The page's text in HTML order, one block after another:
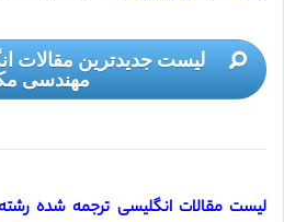
لیست جدیدترین مقالات
مهندسی
لیست مقالات انگلیسی ترجمه شده